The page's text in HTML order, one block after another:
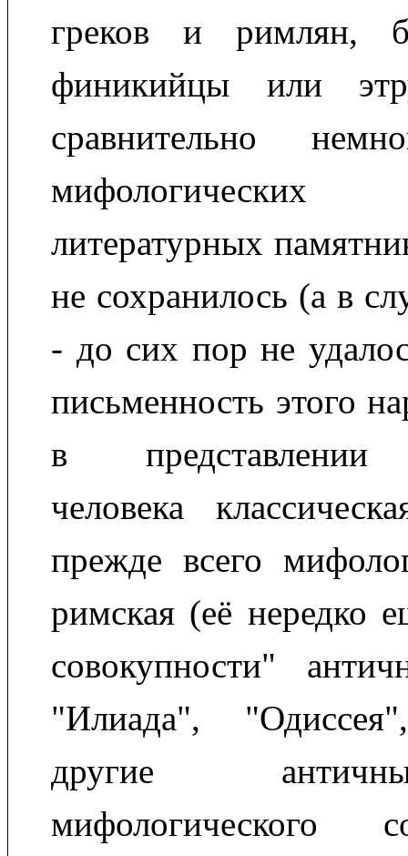
греков и римлян,
финикийцы или
сравнительно
литературных
не сохранилось (а в
- до сих пор не
письменность этого
в представлении
человека
прежде всего
римская (её нередко
совокупности"
"Илиада",
другие
мифологического